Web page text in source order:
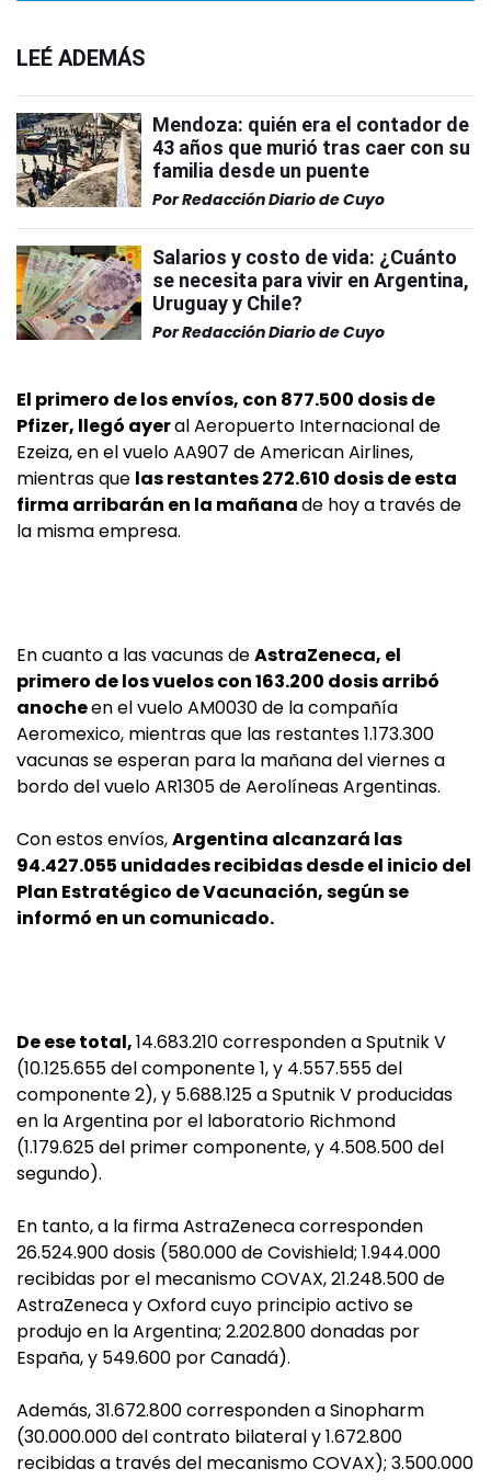
LEÉ ADEMÁS
Mendoza: quién era el contador de
43 años que murió tras caer con su
familia desde un puente
PorRedacción Diario de Cuyo
Salarios y costo de vida: ¿Cuánto
se necesita para vivir en Argentina,
Uruguay y Chile?
PorRedacción Diario de Cuyo
El primero de los envíos, con 877.500 dosis de
Pfizer, llegó ayeral Aeropuerto Internacional de
Ezeiza, en el vuelo AA907 de American Airlines,
mientras que las restantes 272.610 dosis de esta
firma arribarán en la mañanade hoy a través de
la misma empresa.
En cuanto a las vacunas deAstraZeneca, el
primero de los vuelos con 163.200 dosis arribó
anocheen el vuelo AM0030 de la compañía
Aeromexico, mientras que las restantes 1.173.300
vacunas se esperan para la mañana del viernes a
bordo del vuelo AR1305 de Aerolíneas Argentinas.
Con estos envíos,Argentina alcanzará las
94.427.055 unidades recibidas desde el inicio del
Plan Estratégico de Vacunación, según se
informó en un comunicado.
De ese total,14.683.210 corresponden a Sputnik V
(10.125.655 del componente 1, y 4.557.555 del
componente 2), y 5.688.125 a Sputnik V producidas
en la Argentina por el laboratorio Richmond
(1.179.625 del primer componente, y 4.508.500 del
segundo).
En tanto, a la firma AstraZeneca corresponden
26.524.900 dosis (580.000 de Covishield; 1.944.000
recibidas por el mecanismo COVAX, 21.248.500 de
AstraZeneca y Oxford cuyo principio activo se
produjo en la Argentina; 2.202.800 donadas por
España, y 549.600 por Canadá).
Además, 31.672.800 corresponden a Sinopharm
(30.000.000 del contrato bilateral y 1.672.800
recibidas a través del mecanismo COVAX); 3.500.000